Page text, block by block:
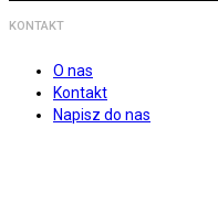
KONTAKT
O nas
Kontakt
Napisz do nas